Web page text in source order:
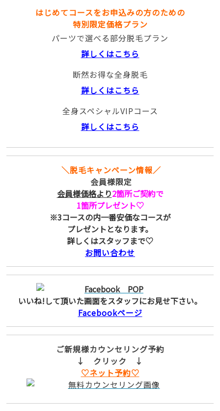
はじめてコースをお申込みの方のための
特別限定価格プラン
パーツで選べる部分脱毛プラン
詳しくはこちら
断然お得な全身脱毛
詳しくはこちら
全身スペシャルVIPコース
詳しくはこちら
＼脱毛キャンペーン情報／
会員様限定
会員様価格より2箇所ご契約で
1箇所プレゼント♡
※3コースの内一番安価なコースが
プレゼントとなります。
詳しくはスタッフまで♡
お問い合わせ
いいね!して頂いた画面をスタッフにお見せ下さい。
Facebookページ
ご新規様カウンセリング予約
↓ クリック ↓
♡ネット予約♡